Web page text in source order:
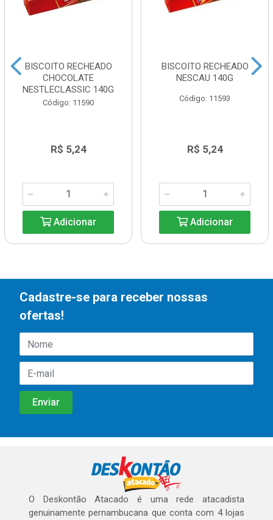
BISCOITO RECHEADO
CHOCOLATE
NESTLECLASSIC 140G
Código: 11590
R$ 5,24
Adicionar
BISCOITO RECHEADO
NESCAU 140G
Código: 11593
R$ 5,24
Adicionar
Cadastre-se para receber nossas
ofertas!
O Deskontão Atacado é uma rede atacadista
genuinamente pernambucana que conta com 4 lojas